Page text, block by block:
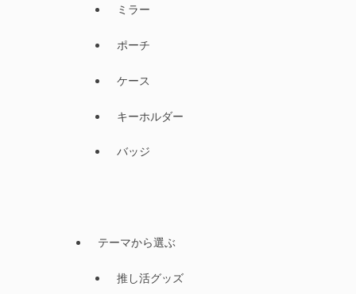
ミラー
ポーチ
ケース
キーホルダー
バッジ
テーマから選ぶ
推し活グッズ